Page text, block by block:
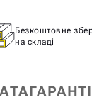
Безкоштовне
на складі